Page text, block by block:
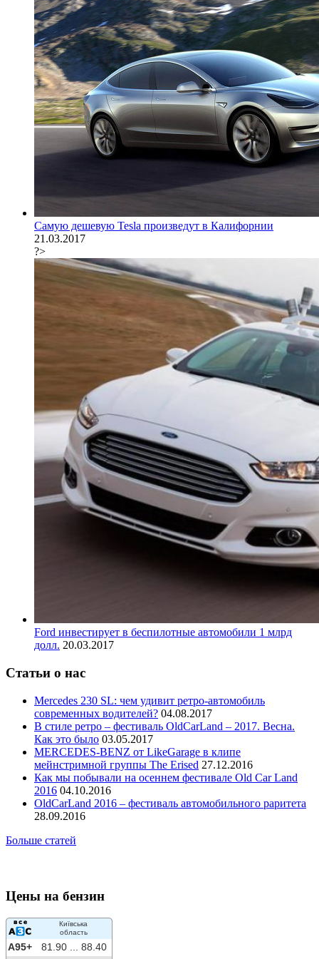
Самую дешевую Tesla произведут в Калифорнии
21.03.2017
?>
Ford инвестирует в беспилотные автомобили 1 млрд
долл. 20.03.2017
Статьи о нас
Mercedes 230 SL: чем удивит ретро-автомобиль
современных водителей? 04.08.2017
В стиле ретро – фестиваль OldCarLand – 2017. Весна.
Как это было 03.05.2017
MERCEDES-BENZ от LikeGarage в клипе
мейнстримной группы The Erised 27.12.2016
Как мы побывали на осеннем фестивале Old Car Land
2016 04.10.2016
OldCarLand 2016 – фестиваль автомобильного раритета
28.09.2016
Больше статей
Цены на бензин
Київська
область
A95+ 81.90 ...
88.40